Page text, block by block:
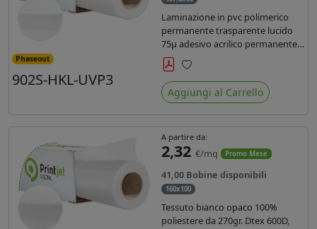
Phaseout
902S-HKL-UVP3
Laminazione in pvc polimerico
permanente trasparente lucido
75µ adesivo acrilico permanente
durata 5 anni con filtro uv, carta
kraft. Ideale per stampe con
inchiostro ecosolvente, UV e latex.
Preferiti
Aggiungi al Carrello
A partire da:
2,32 €/mq Promo Mese
41,00 Bobine disponibili
160x100
Tessuto bianco opaco 100%
poliestere da 270gr. Dtex 600D,